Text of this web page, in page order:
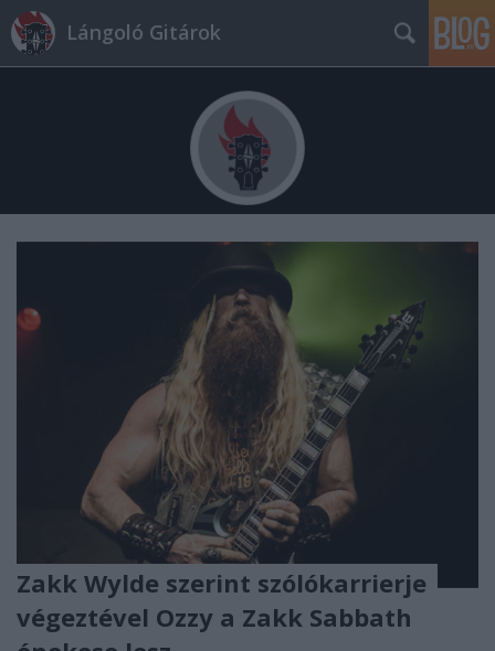
Lángoló Gitárok
Zakk Wylde szerint szólókarrierje
végeztével Ozzy a Zakk Sabbath